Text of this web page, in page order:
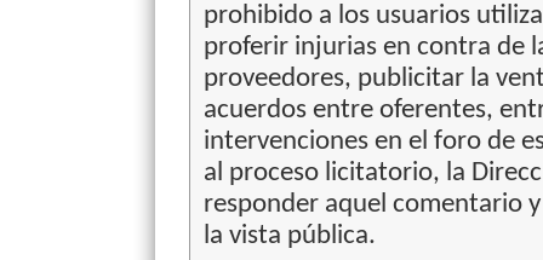
prohibido a los usuarios
proferir injurias en contra de
proveedores, publicitar la
acuerdos entre oferentes,
intervenciones en el foro de
al proceso licitatorio, la
responder aquel comentario
la vista pública.